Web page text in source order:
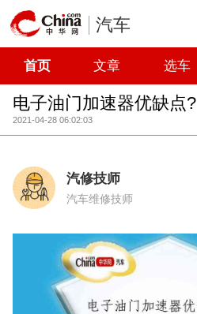
汽车
首页 文章 选车
电子油门加速器优缺点?
2021-04-28 06:02:03
汽修技师
汽车维修技师